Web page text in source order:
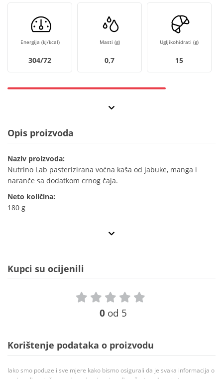
Energija (kJ/kcal)
304/72
Masti (g)
0,7
Ugljikohidrati (g)
15
Opis proizvoda
Naziv proizvoda:
Nutrino Lab pasterizirana voćna kaša od jabuke, manga i
naranče sa dodatkom crnog čaja.
Neto količina:
180 g
Kupci su ocijenili
0 od 5
Korištenje podataka o proizvodu
Iako smo poduzeli sve mjere kako bismo osigurali da je svaka informacija o